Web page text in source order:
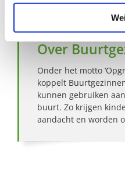
Over
Onder het motto
koppelt
kunnen gebruiken
buurt. Zo krijgen
aandacht en worden